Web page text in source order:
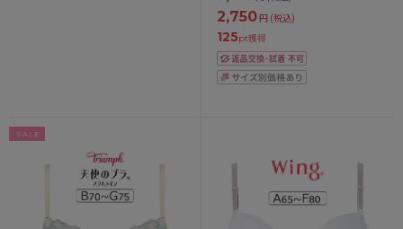
2,750円 (税込)
125pt獲得
SALE